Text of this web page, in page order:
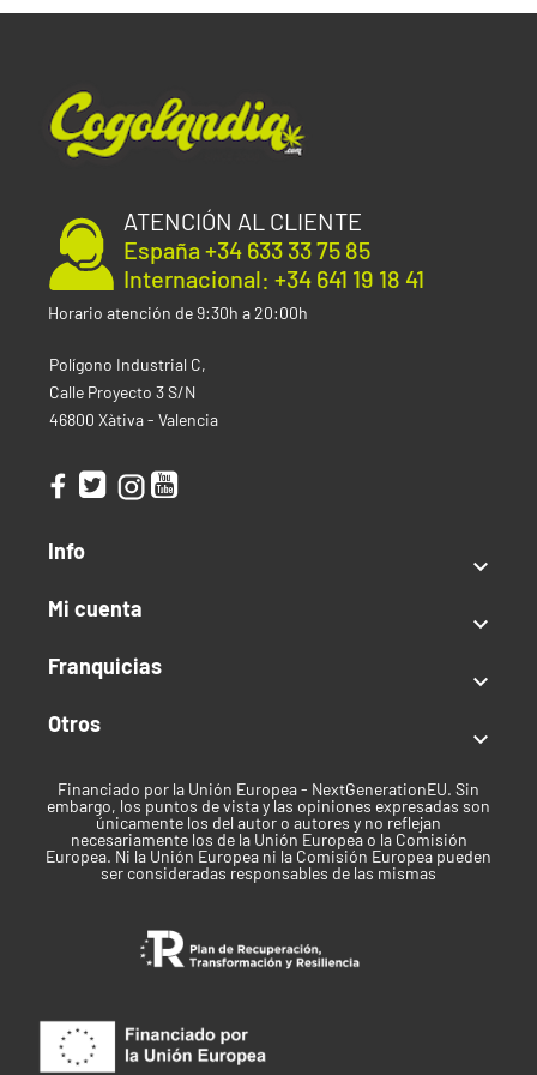
Sativa:
60%
THC:15-20%
CBD:
Producción: Hasta 550 g/m²
Altura:100-150 cm
Tiempo floración:9-10 semanas
Exterior
Mes de Cosecha:
Altura:Hasta 210 cm
Clima:Templado
Tipo de semilla
Sativa predominante
Uso recomendado
Templado
Tiempo de cosecha
Mes de cosecha en Exterior
ATENCIÓN AL CLIENTE
España +34 633 33 75 85
Internacional: +34 641 19 18 41
Horario atención de 9:30h a 20:00h
Polígono Industrial C,
Calle Proyecto 3 S/N
46800 Xàtiva - Valencia
Info

Mi cuenta

Franquicias

Otros

Financiado por la Unión Europea - NextGenerationEU. Sin
embargo, los puntos de vista y las opiniones expresadas son
únicamente los del autor o autores y no reflejan
necesariamente los de la Unión Europea o la Comisión
Europea. Ni la Unión Europea ni la Comisión Europea pueden
ser consideradas responsables de las mismas